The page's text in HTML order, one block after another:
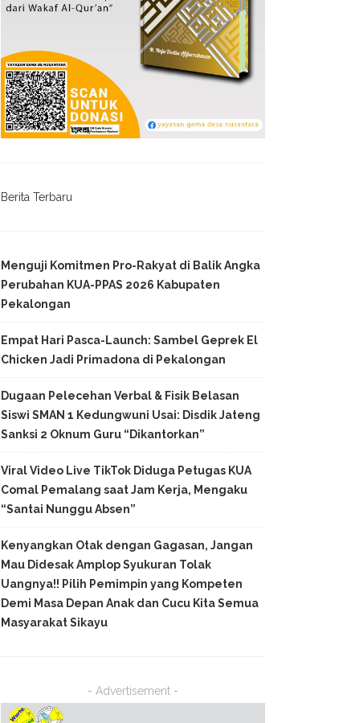
Berita Terbaru
Menguji Komitmen Pro-Rakyat di Balik Angka
Perubahan KUA-PPAS 2026 Kabupaten
Pekalongan
Empat Hari Pasca-Launch: Sambel Geprek El
Chicken Jadi Primadona di Pekalongan
Dugaan Pelecehan Verbal & Fisik Belasan
Siswi SMAN 1 Kedungwuni Usai: Disdik Jateng
Sanksi 2 Oknum Guru “Dikantorkan”
Viral Video Live TikTok Diduga Petugas KUA
Comal Pemalang saat Jam Kerja, Mengaku
“Santai Nunggu Absen”
Kenyangkan Otak dengan Gagasan, Jangan
Mau Didesak Amplop Syukuran Tolak
Uangnya!! Pilih Pemimpin yang Kompeten
Demi Masa Depan Anak dan Cucu Kita Semua
Masyarakat Sikayu
- Advertisement -